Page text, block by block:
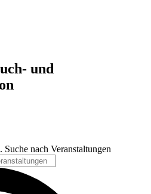
und
nach Veranstaltungen